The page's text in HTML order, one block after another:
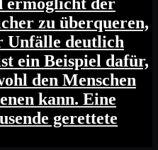
zu überqueren,
Unfälle deutlich
ein Beispiel dafür,
den Menschen
kann. Eine
gerettete